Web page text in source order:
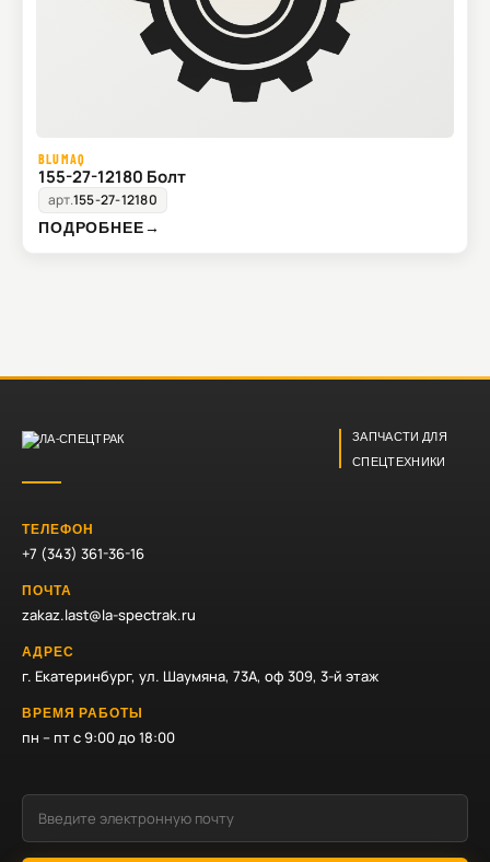
BLUMAQ
155-27-12180 Болт
арт.155-27-12180
ПОДРОБНЕЕ→
ЗАПЧАСТИ ДЛЯ
СПЕЦТЕХНИКИ
ТЕЛЕФОН
+7 (343) 361-36-16
ПОЧТА
zakaz.last@la-spectrak.ru
АДРЕС
г. Екатеринбург, ул. Шаумяна, 73А, оф 309, 3-й этаж
ВРЕМЯ РАБОТЫ
пн – пт с 9:00 до 18:00